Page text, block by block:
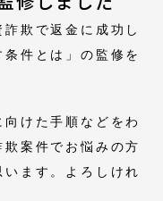
欺で返金に成功し
件とは」の監修を
けた手順などをわ
案件でお悩みの方
ます。よろしけれ